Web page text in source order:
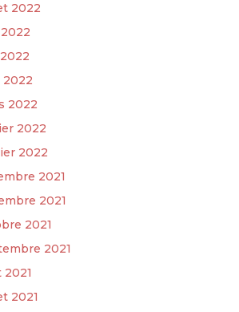
2022
2022
2022
2022
2022
2021
2021
2021
2021
2021
2021